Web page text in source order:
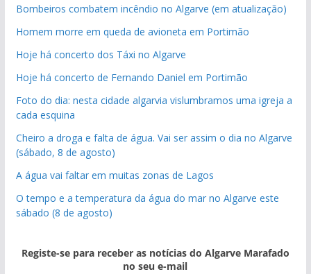
Bombeiros combatem incêndio no Algarve (em atualização)
Homem morre em queda de avioneta em Portimão
Hoje há concerto dos Táxi no Algarve
Hoje há concerto de Fernando Daniel em Portimão
Foto do dia: nesta cidade algarvia vislumbramos uma igreja a
cada esquina
Cheiro a droga e falta de água. Vai ser assim o dia no Algarve
(sábado, 8 de agosto)
A água vai faltar em muitas zonas de Lagos
O tempo e a temperatura da água do mar no Algarve este
sábado (8 de agosto)
Registe-se para receber as notícias do Algarve Marafado
no seu e-mail